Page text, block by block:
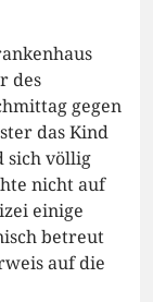
des
gegen
das Kind
sich völlig
nicht auf
einige
betreut
auf die